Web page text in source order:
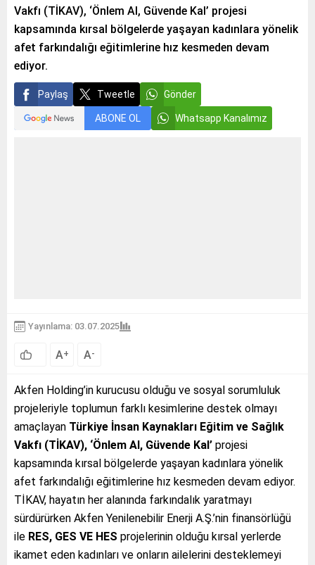
Vakfı (TİKAV), ‘Önlem Al, Güvende Kal’ projesi
kapsamında kırsal bölgelerde yaşayan kadınlara yönelik
afet farkındalığı eğitimlerine hız kesmeden devam
ediyor.
Paylaş Tweetle Gönder
ABONE OL Whatsapp Kanalımız
Yayınlama: 03.07.2025
A+ A-
Akfen Holding’in kurucusu olduğu ve sosyal sorumluluk
projeleriyle toplumun farklı kesimlerine destek olmayı
amaçlayan Türkiye İnsan Kaynakları Eğitim ve Sağlık
Vakfı (TİKAV), ‘Önlem Al, Güvende Kal’ projesi
kapsamında kırsal bölgelerde yaşayan kadınlara yönelik
afet farkındalığı eğitimlerine hız kesmeden devam ediyor.
TİKAV, hayatın her alanında farkındalık yaratmayı
sürdürürken Akfen Yenilenebilir Enerji A.Ş.’nin finansörlüğü
ile RES, GES VE HES projelerinin olduğu kırsal yerlerde
ikamet eden kadınları ve onların ailelerini desteklemeyi